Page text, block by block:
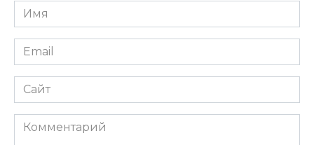
Имя
*
Email
*
Сайт
Комментарий